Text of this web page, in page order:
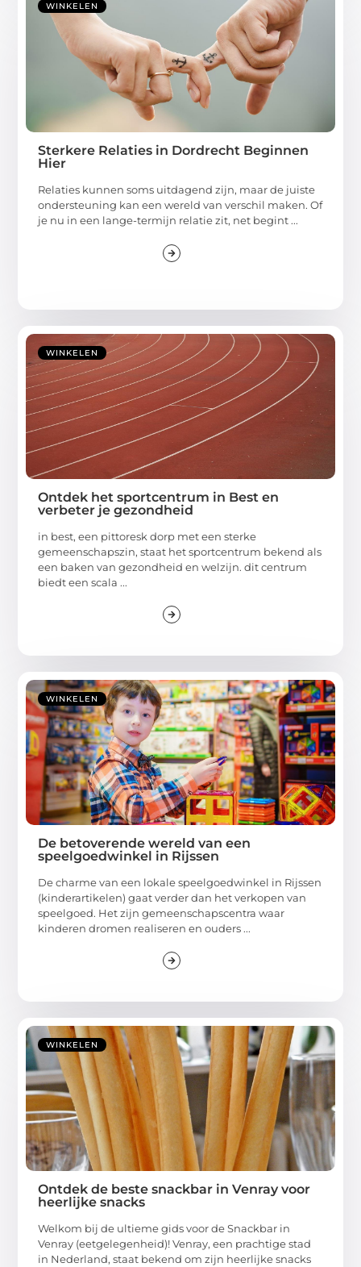
WINKELEN
Sterkere Relaties in Dordrecht Beginnen
Hier
Relaties kunnen soms uitdagend zijn, maar de juiste
ondersteuning kan een wereld van verschil maken. Of
je nu in een lange-termijn relatie zit, net begint ...
WINKELEN
Ontdek het sportcentrum in Best en
verbeter je gezondheid
in best, een pittoresk dorp met een sterke
gemeenschapszin, staat het sportcentrum bekend als
een baken van gezondheid en welzijn. dit centrum
biedt een scala ...
WINKELEN
De betoverende wereld van een
speelgoedwinkel in Rijssen
De charme van een lokale speelgoedwinkel in Rijssen
(kinderartikelen) gaat verder dan het verkopen van
speelgoed. Het zijn gemeenschapscentra waar
kinderen dromen realiseren en ouders ...
WINKELEN
Ontdek de beste snackbar in Venray voor
heerlijke snacks
Welkom bij de ultieme gids voor de Snackbar in
Venray (eetgelegenheid)! Venray, een prachtige stad
in Nederland, staat bekend om zijn heerlijke snacks